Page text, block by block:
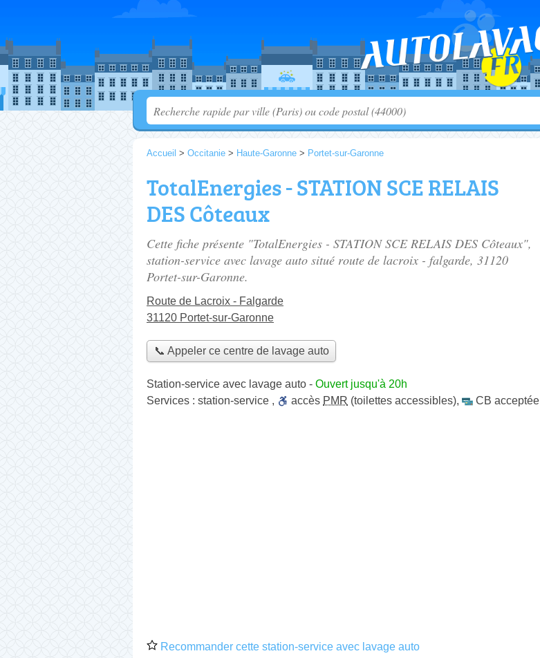
Accueil > Occitanie > Haute-Garonne > Portet-sur-Garonne
TotalEnergies - STATION SCE RELAIS
DES Côteaux
Cette fiche présente "TotalEnergies - STATION SCE RELAIS DES Côteaux",
station-service avec lavage auto situé route de lacroix - falgarde, 31120
Portet-sur-Garonne.
Route de Lacroix - Falgarde
31120 Portet-sur-Garonne
📞 Appeler ce centre de lavage auto
Station-service avec lavage auto - Ouvert jusqu'à 20h
Services : station-service , accès PMR (toilettes accessibles), CB acceptée
Recommander cette station-service avec lavage auto